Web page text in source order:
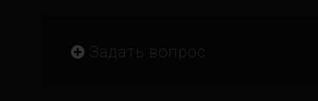
Задать вопрос